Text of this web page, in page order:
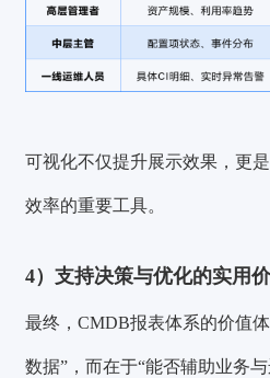
可视化不仅提升展示效果，更
效率的重要工具。
4）支持决策与优化的实用
最终，CMDB报表体系的价值
数据”，而在于“能否辅助业务